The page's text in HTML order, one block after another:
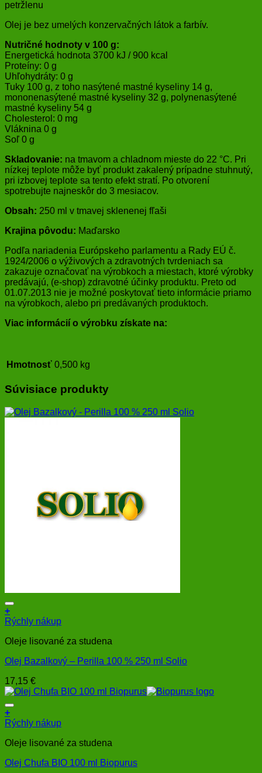
petržlenu
Olej je bez umelých konzervačných látok a farbív.
Nutričné hodnoty v 100 g:
Energetická hodnota 3700 kJ / 900 kcal
Proteíny: 0 g
Uhľohydráty: 0 g
Tuky 100 g, z toho nasýtené mastné kyseliny 14 g,
mononenasýtené mastné kyseliny 32 g, polynenasýtené
mastné kyseliny 54 g
Cholesterol: 0 mg
Vláknina 0 g
Soľ 0 g
Skladovanie: na tmavom a chladnom mieste do 22 °C. Pri
nízkej teplote môže byť produkt zakalený prípadne stuhnutý,
pri izbovej teplote sa tento efekt stratí. Po otvorení
spotrebujte najneskôr do 3 mesiacov.
Obsah: 250 ml v tmavej sklenenej fľaši
Krajina pôvodu: Maďarsko
Podľa nariadenia Európskeho parlamentu a Rady EÚ č.
1924/2006 o výživových a zdravotných tvrdeniach sa
zakazuje označovať na výrobkoch a miestach, ktoré výrobky
predávajú, (e-shop) zdravotné účinky produktu. Preto od
01.07.2013 nie je možné poskytovať tieto informácie priamo
na výrobkoch, alebo pri predávaných produktoch.
Viac informácií o výrobku získate na:
Hmotnosť 0,500 kg
Súvisiace produkty
+
Rýchly nákup
Oleje lisované za studena
Olej Bazalkový – Perilla 100 % 250 ml Solio
17,15 €
+
Rýchly nákup
Oleje lisované za studena
Olej Chufa BIO 100 ml Biopurus